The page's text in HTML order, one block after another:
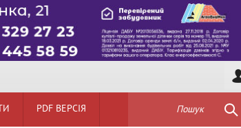
PDF ВЕРСІЯ Пошук